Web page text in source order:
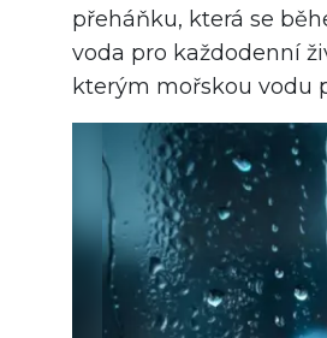
přeháňku, která se
voda pro každodenní
kterým mořskou vodu